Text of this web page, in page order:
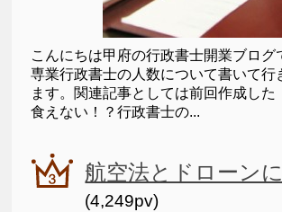
こんにちは甲府の行政書士開業ブログ
専業行政書士の人数について書いて行
ます。関連記事としては前回作成した
食えない！？行政書士の...
航空法とドローン
(4,249pv)